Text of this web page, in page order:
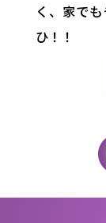
く、家で
ひ！！